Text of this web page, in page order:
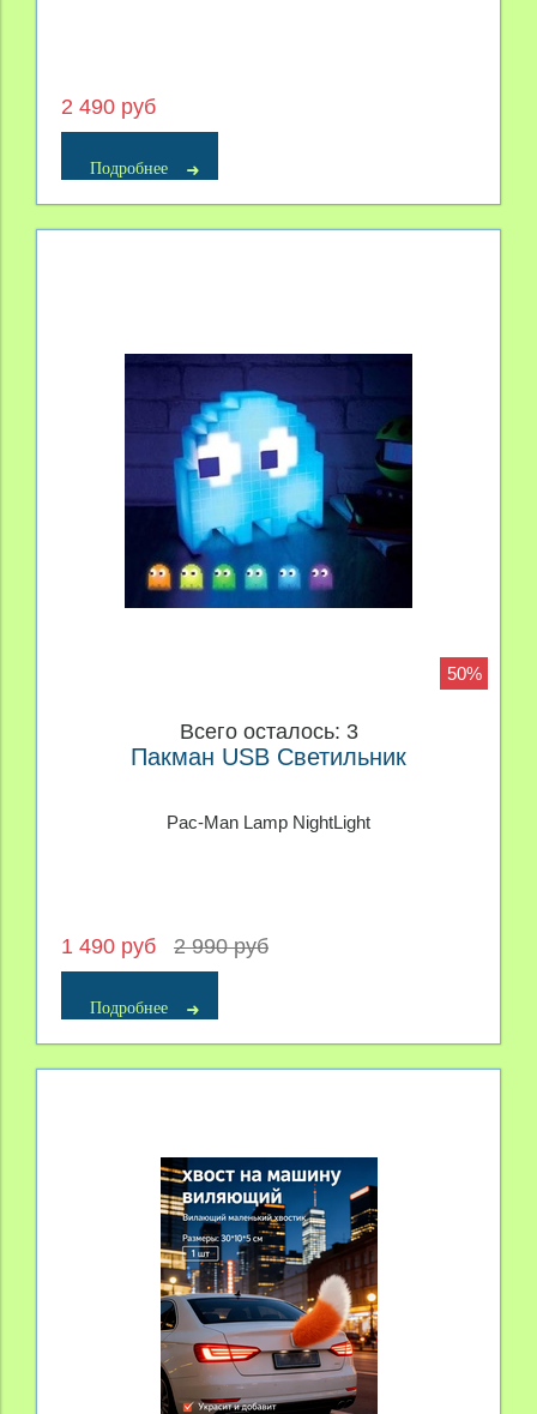
2 490 руб
Подробнее
50%
Всего осталось: 3
Пакман USB Светильник
Pac-Man Lamp NightLight
1 490 руб 2 990 руб
Подробнее